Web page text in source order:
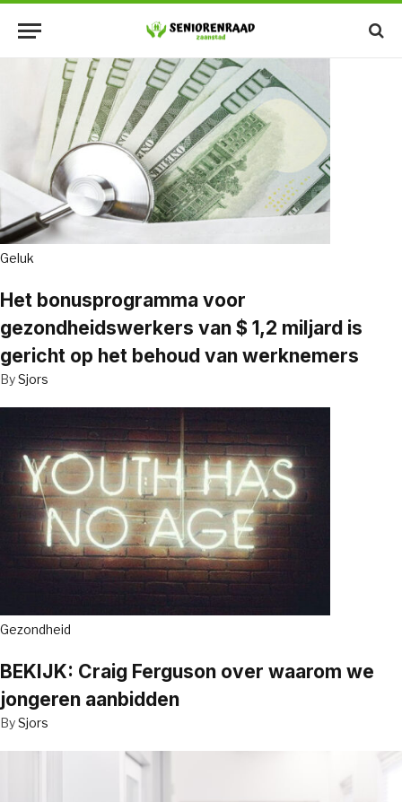
Geluk
Het bonusprogramma voor
gezondheidswerkers van $ 1,2 miljard is
gericht op het behoud van werknemers
BySjors
Gezondheid
BEKIJK: Craig Ferguson over waarom we
jongeren aanbidden
BySjors